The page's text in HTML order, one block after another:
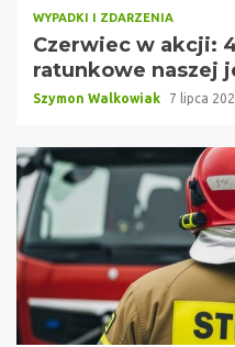
WYPADKI I ZDARZENIA
Czerwiec w akcji:
ratunkowe naszej
Szymon Walkowiak 7 lipca